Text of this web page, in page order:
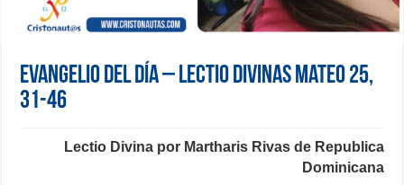
Evangelio del día – Lectio Divinas Mateo 25,
31-46
Lectio Divina por Martharis Rivas de Republica
Dominicana